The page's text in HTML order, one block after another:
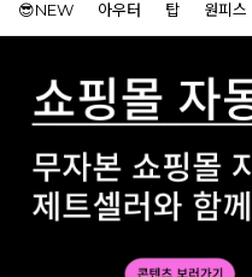
😎NEW 아우터 탑 원피스